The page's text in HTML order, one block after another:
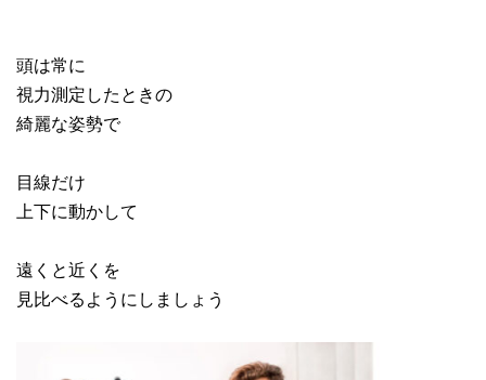
頭は常に
視力測定したときの
綺麗な姿勢で
目線だけ
上下に動かして
遠くと近くを
見比べるようにしましょう